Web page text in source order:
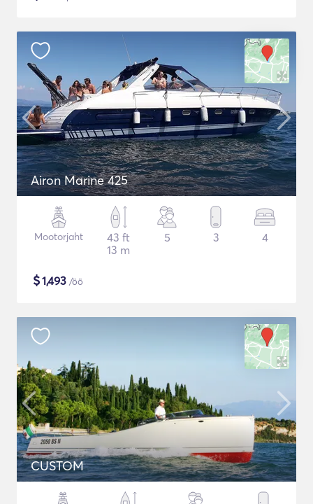
Airon Marine 425
Mootorjaht
43 ft
13 m
5 3 4
$1,493 /öö
CUSTOM